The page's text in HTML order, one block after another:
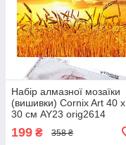
Набір алмазної мозаїки
(вишивки) Cornix Art 40 x
30 см AY23 orig2614
199 ₴ 358 ₴